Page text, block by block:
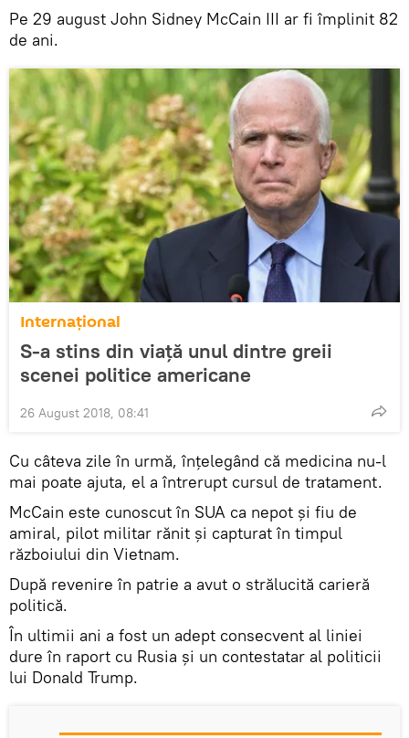
Pe 29 august John Sidney McCain III ar fi împlinit 82
de ani.
Internaţional
S-a stins din viață unul dintre greii
scenei politice americane
26 August 2018, 08:41
Cu câteva zile în urmă, înțelegând că medicina nu-l
mai poate ajuta, el a întrerupt cursul de tratament.
McCain este cunoscut în SUA ca nepot și fiu de
amiral, pilot militar rănit și capturat în timpul
războiului din Vietnam.
După revenire în patrie a avut o strălucită carieră
politică.
În ultimii ani a fost un adept consecvent al liniei
dure în raport cu Rusia și un contestatar al politicii
lui Donald Trump.